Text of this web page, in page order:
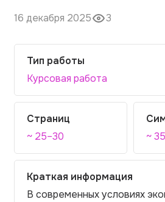
Вопросы и ответы
16 декабря 2025 3
Тип работы
Курсовая работа
Страниц
~ 25–30
~
Краткая информация
В современных условиях